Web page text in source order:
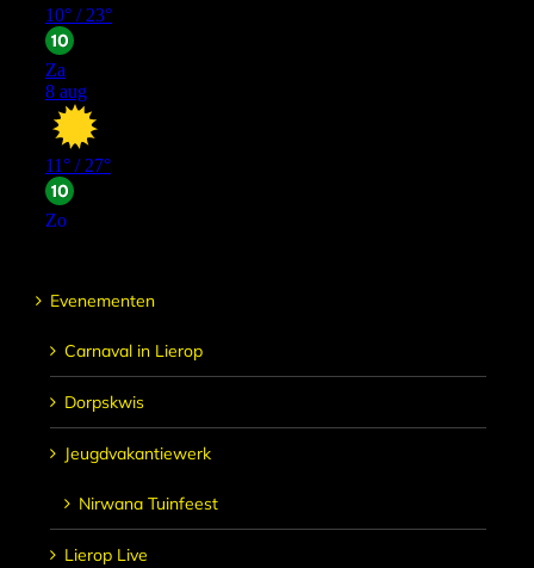
Evenementen
Carnaval in Lierop
Dorpskwis
Jeugdvakantiewerk
Nirwana Tuinfeest
Lierop Live